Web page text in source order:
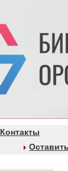
Контакты